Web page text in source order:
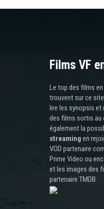
Films VF
Le top des films
trouvent sur ce
lire les synopsis et
des films sortis au
également la
streaming en
VOD partenaire
Prime Video ou
et les images des
partenaire TMDB.